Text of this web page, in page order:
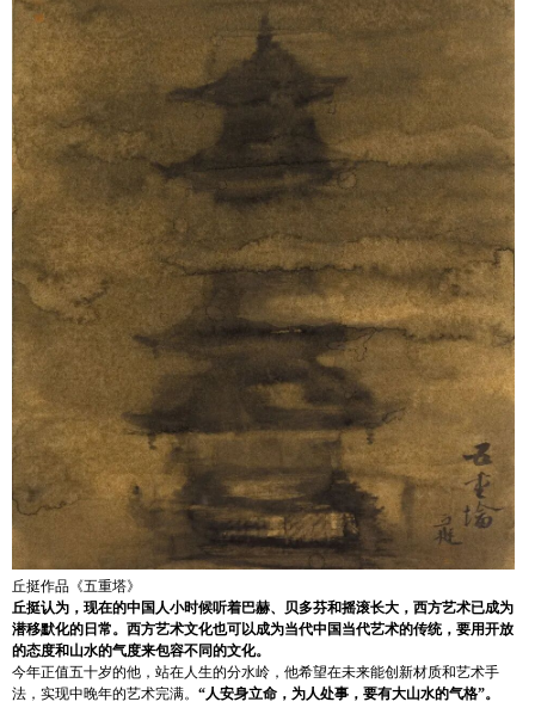
丘挺作品《五重塔》
丘挺认为，现在的中国人小时候听着巴赫、贝多芬和摇滚长大，西方艺术已成为
潜移默化的日常。西方艺术文化也可以成为当代中国当代艺术的传统，要用开放
的态度和山水的气度来包容不同的文化。
今年正值五十岁的他，站在人生的分水岭，他希望在未来能创新材质和艺术手
法，实现中晚年的艺术完满。 “人安身立命，为人处事，要有大山水的气格”。